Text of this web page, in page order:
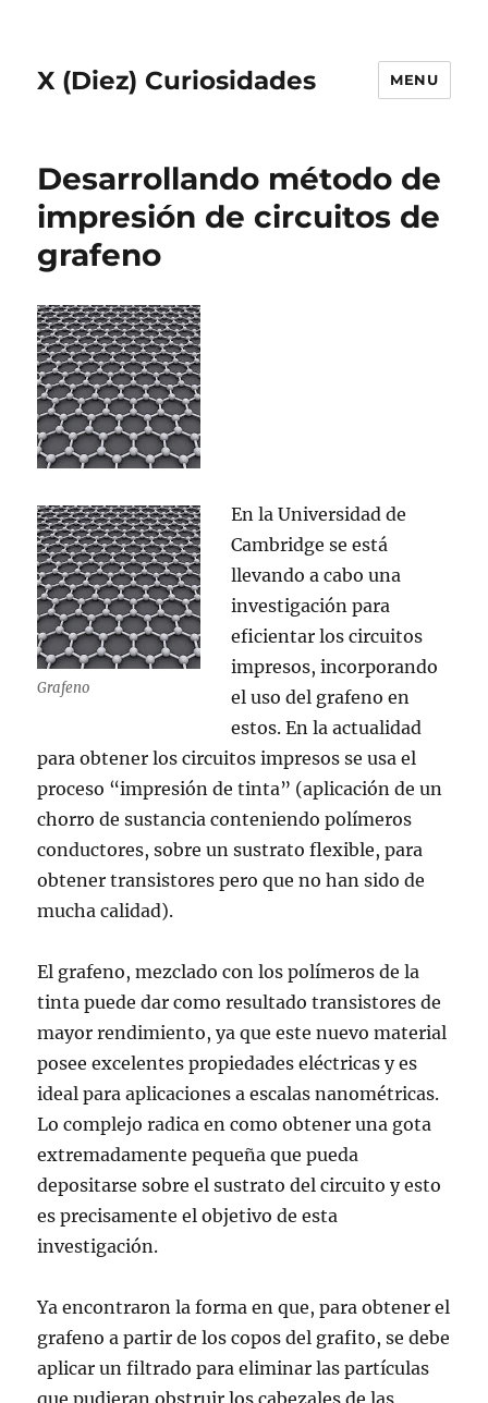
X (Diez) Curiosidades MENU
Desarrollando método de
impresión de circuitos de
grafeno
Grafeno
En la Universidad de
Cambridge se está
llevando a cabo una
investigación para
eficientar los circuitos
impresos, incorporando
el uso del grafeno en
estos. En la actualidad
para obtener los circuitos impresos se usa el
proceso “impresión de tinta” (aplicación de un
chorro de sustancia conteniendo polímeros
conductores, sobre un sustrato flexible, para
obtener transistores pero que no han sido de
mucha calidad).
El grafeno, mezclado con los polímeros de la
tinta puede dar como resultado transistores de
mayor rendimiento, ya que este nuevo material
posee excelentes propiedades eléctricas y es
ideal para aplicaciones a escalas nanométricas.
Lo complejo radica en como obtener una gota
extremadamente pequeña que pueda
depositarse sobre el sustrato del circuito y esto
es precisamente el objetivo de esta
investigación.
Ya encontraron la forma en que, para obtener el
grafeno a partir de los copos del grafito, se debe
aplicar un filtrado para eliminar las partículas
que pudieran obstruir los cabezales de las